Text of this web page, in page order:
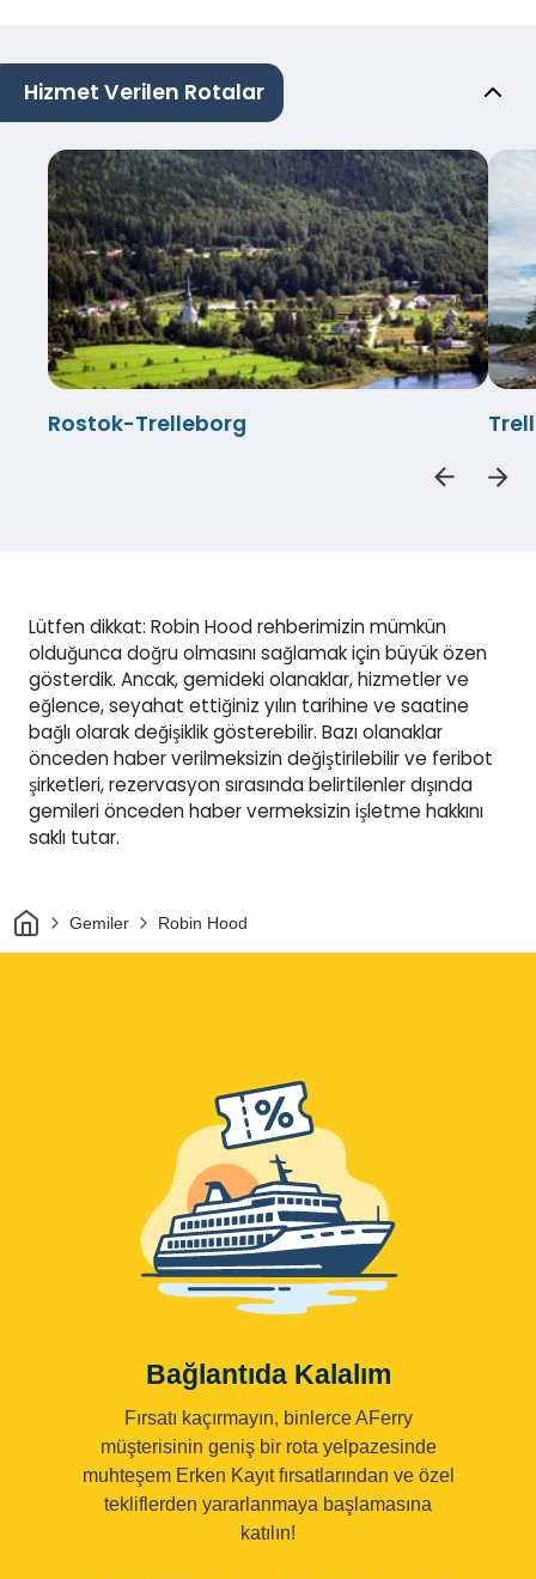
Hizmet Verilen Rotalar
Rostok-Trelleborg
Lütfen dikkat: Robin Hood rehberimizin mümkün
olduğunca doğru olmasını sağlamak için büyük özen
gösterdik. Ancak, gemideki olanaklar, hizmetler ve
eğlence, seyahat ettiğiniz yılın tarihine ve saatine
bağlı olarak değişiklik gösterebilir. Bazı olanaklar
önceden haber verilmeksizin değiştirilebilir ve feribot
şirketleri, rezervasyon sırasında belirtilenler dışında
gemileri önceden haber vermeksizin işletme hakkını
saklı tutar.
Ev Gemiler Robin Hood
Bağlantıda Kalalım
Fırsatı kaçırmayın, binlerce AFerry
müşterisinin geniş bir rota yelpazesinde
muhteşem Erken Kayıt fırsatlarından ve özel
tekliflerden yararlanmaya başlamasına
katılın!